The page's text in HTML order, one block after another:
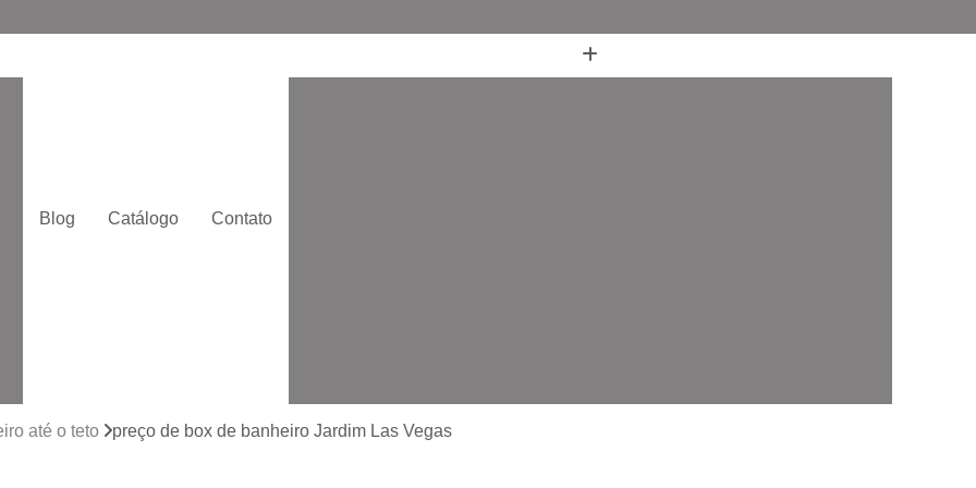
Blog Catálogo Contato
Box de Vidro Sanfonado ABC
até o teto preço de box de banheiro Jardim Las Vegas